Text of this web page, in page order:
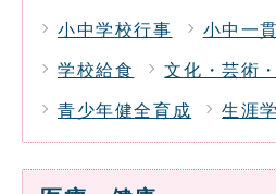
小中学校行事 小中一
学校給食 文化・芸術
青少年健全育成 生涯